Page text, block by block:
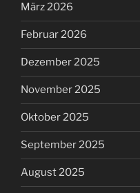
März 2026
Februar 2026
Dezember 2025
November 2025
Oktober 2025
September 2025
August 2025